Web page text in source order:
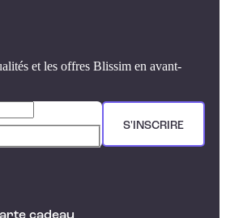
et les offres Blissim en avant-
S'INSCRIRE
cadeau